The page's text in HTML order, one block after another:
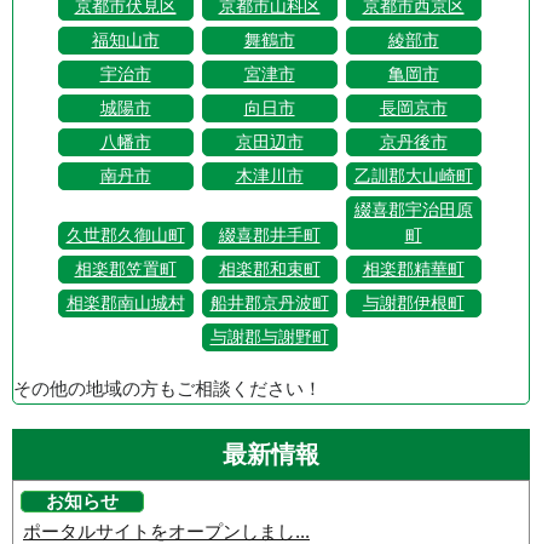
京都市伏見区
京都市山科区
京都市西京区
福知山市
舞鶴市
綾部市
宇治市
宮津市
亀岡市
城陽市
向日市
長岡京市
八幡市
京田辺市
京丹後市
南丹市
木津川市 乙訓郡大山崎町
久世郡久御山町 綴喜郡井手町
綴喜郡宇治田原
町
相楽郡笠置町
相楽郡和束町
相楽郡精華町
相楽郡南山城村
船井郡京丹波町
与謝郡伊根町
与謝郡与謝野町
その他の地域の方もご相談ください！
最新情報
お知らせ
ポータルサイトをオープンしまし...